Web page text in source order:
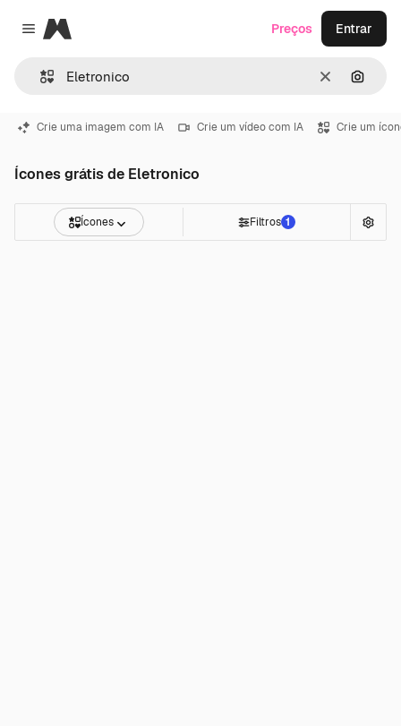
Close menu
Magnific
Limpar
Preços Entrar
Crie uma imagem com IA Crie um vídeo com IA Crie um
Ícones grátis de Eletronico
Ícones Filtros 1